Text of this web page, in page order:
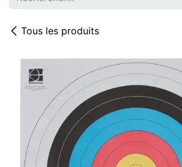
Tous les produits